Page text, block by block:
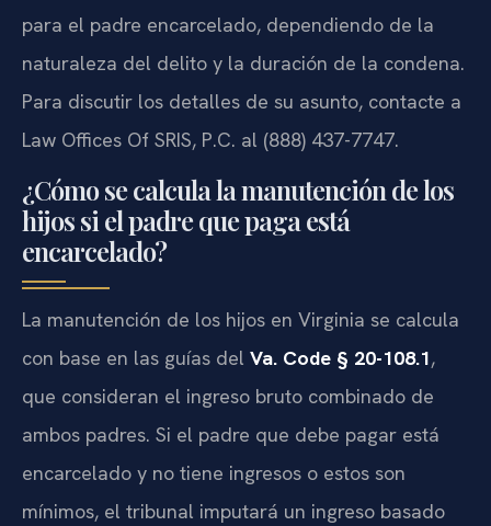
para el padre encarcelado, dependiendo de la
naturaleza del delito y la duración de la condena.
Para discutir los detalles de su asunto, contacte a
Law Offices Of SRIS, P.C. al (888) 437-7747.
¿Cómo se calcula la manutención de los
hijos si el padre que paga está
encarcelado?
La manutención de los hijos en Virginia se calcula
con base en las guías del Va. Code § 20-108.1,
que consideran el ingreso bruto combinado de
ambos padres. Si el padre que debe pagar está
encarcelado y no tiene ingresos o estos son
mínimos, el tribunal imputará un ingreso basado